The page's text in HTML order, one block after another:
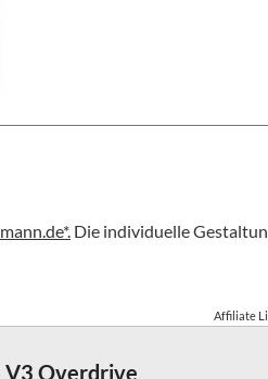
Die individuelle
Affiliate
V3 Overdrive